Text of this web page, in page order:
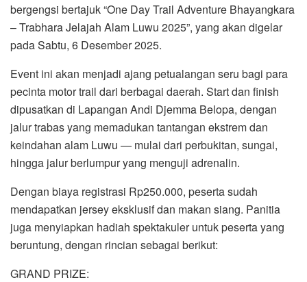
bergengsi bertajuk “One Day Trail Adventure Bhayangkara
– Trabhara Jelajah Alam Luwu 2025”, yang akan digelar
pada Sabtu, 6 Desember 2025.
Event ini akan menjadi ajang petualangan seru bagi para
pecinta motor trail dari berbagai daerah. Start dan finish
dipusatkan di Lapangan Andi Djemma Belopa, dengan
jalur trabas yang memadukan tantangan ekstrem dan
keindahan alam Luwu — mulai dari perbukitan, sungai,
hingga jalur berlumpur yang menguji adrenalin.
Dengan biaya registrasi Rp250.000, peserta sudah
mendapatkan jersey eksklusif dan makan siang. Panitia
juga menyiapkan hadiah spektakuler untuk peserta yang
beruntung, dengan rincian sebagai berikut:
GRAND PRIZE: